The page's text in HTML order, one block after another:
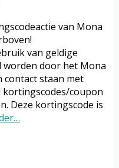
van Mona
van geldige
worden door het Mona
contact staan met
kortingscodes/coupon
Deze kortingscode is